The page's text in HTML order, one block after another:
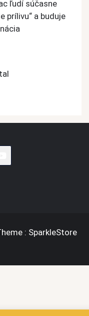
ľudí súčasne
prílivu“ a buduje
: SparkleStore